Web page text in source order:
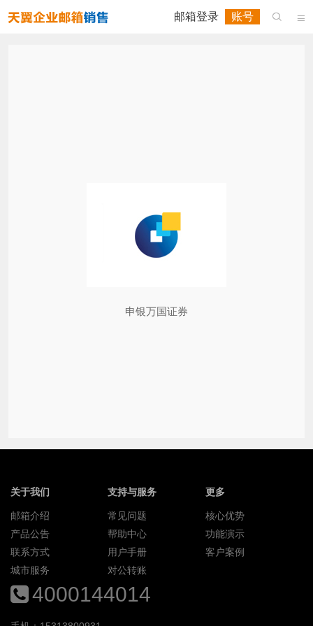

邮箱登录 账号 
申银万国证券
关于我们
邮箱介绍
产品公告
联系方式
城市服务
支持与服务
常见问题
帮助中心
用户手册
对公转账
更多
核心优势
功能演示
客户案例
4000144014